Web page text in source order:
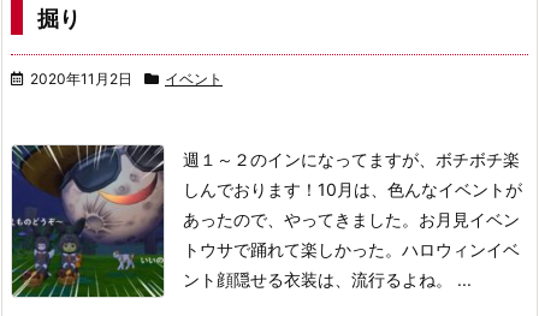
掘り
2020年11月2日 イベント
週１～２のインになってますが、ボチボチ楽
しんでおります！ 10月は、色んなイベントが
あったので、やってきました。 お月見イベン
ト ウサで踊れて楽しかった。 ハロウィンイベ
ント 顔隠せる衣装は、流行るよね。 ...